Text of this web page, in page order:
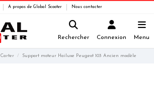
A propos de Global Scooter Nous contacter
Rechercher Connexion Menu
Carter Support moteur Hailuxe Peugeot 103 Ancien modèle